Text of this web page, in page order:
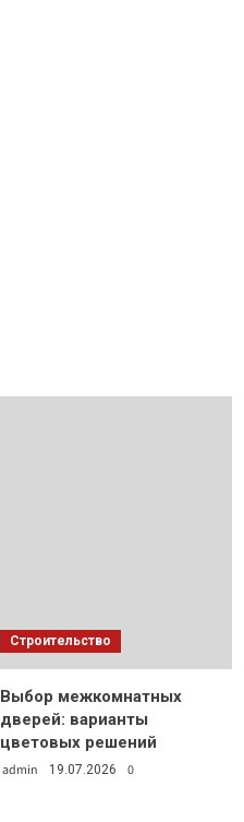
Строительство
Выбор межкомнатных
дверей: варианты
цветовых решений
admin 19.07.2026 0